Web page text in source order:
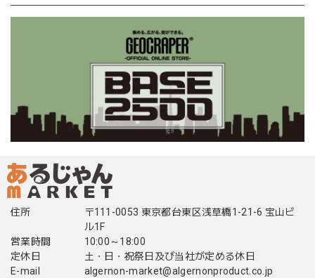
住所
〒111-0053 東京都台東区浅草橋1-21-6 宝山ビ
ル1F
営業時間
10:00～18:00
定休日
土・日・祝祭日及び当社が定める休日
E-mail
algernon-market@algernonproduct.co.jp